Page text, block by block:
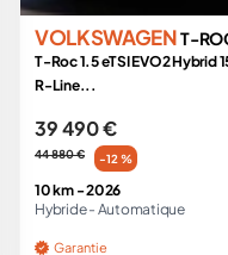
VOLKSWAGENT-
T-Roc 1.5 eTSI EVO2 Hybrid
R-Line...
39 490 €
44 880 € -12 %
10 km -2026
Hybride - Automatique
Garantie